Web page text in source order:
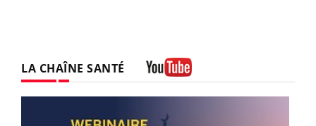
LA CHAÎNE SANTÉ